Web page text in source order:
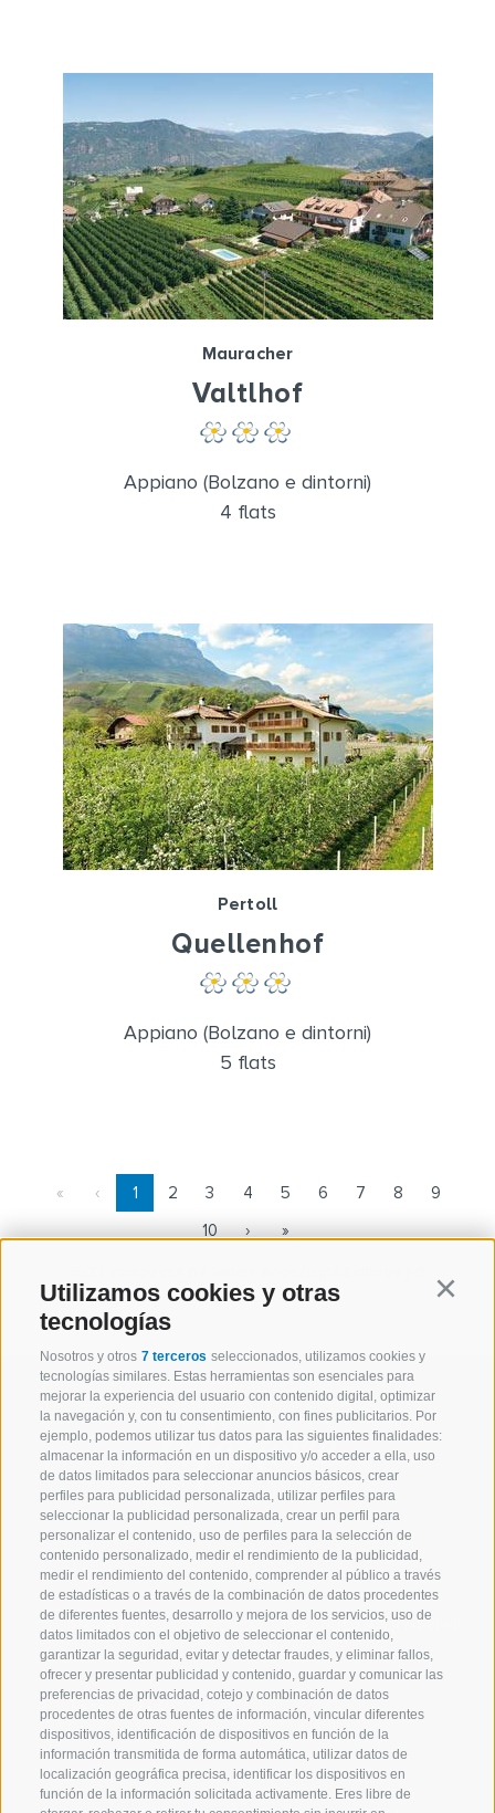
Utilizamos cookies y otras
tecnologías
Nosotros y otros 7 terceros seleccionados, utilizamos cookies y
tecnologías similares. Estas herramientas son esenciales para
mejorar la experiencia del usuario con contenido digital, optimizar
la navegación y, con tu consentimiento, con fines publicitarios. Por
ejemplo, podemos utilizar tus datos para las siguientes finalidades:
almacenar la información en un dispositivo y/o acceder a ella, uso
de datos limitados para seleccionar anuncios básicos, crear
perfiles para publicidad personalizada, utilizar perfiles para
seleccionar la publicidad personalizada, crear un perfil para
personalizar el contenido, uso de perfiles para la selección de
contenido personalizado, medir el rendimiento de la publicidad,
medir el rendimiento del contenido, comprender al público a través
de estadísticas o a través de la combinación de datos procedentes
de diferentes fuentes, desarrollo y mejora de los servicios, uso de
datos limitados con el objetivo de seleccionar el contenido,
garantizar la seguridad, evitar y detectar fraudes, y eliminar fallos,
ofrecer y presentar publicidad y contenido, guardar y comunicar las
preferencias de privacidad, cotejo y combinación de datos
procedentes de otras fuentes de información, vincular diferentes
dispositivos, identificación de dispositivos en función de la
información transmitida de forma automática, utilizar datos de
localización geográfica precisa, identificar los dispositivos en
función de la información solicitada activamente. Eres libre de
Mauracher
Valtlhof
Appiano (Bolzano e dintorni)
4 flats
Pertoll
Quellenhof
Appiano (Bolzano e dintorni)
5 flats
« ‹ 1 2 3 4 5 6 7 8
9
10
› »
Marlene Surtido
Recetas
Descubre tirol del
sur
Inspiración